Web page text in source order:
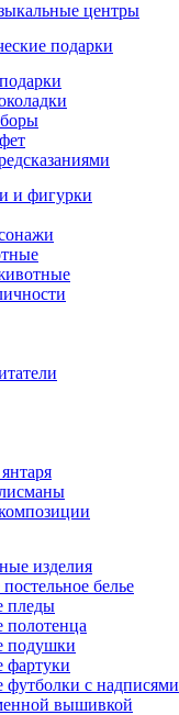
центры
подарки
и фигурки
изделия
белье
пледы
подушки
фартуки
с надписями
вышивкой